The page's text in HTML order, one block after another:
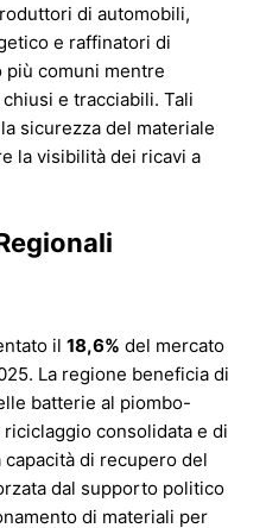
di automobili,
e raffinatori di
più comuni mentre
e tracciabili. Tali
sicurezza del materiale
la visibilità dei ricavi a
il18,6% del mercato
La regione beneficia di
batterie al piombo-
consolidata e di
di recupero del
dal supporto politico
di materiali per